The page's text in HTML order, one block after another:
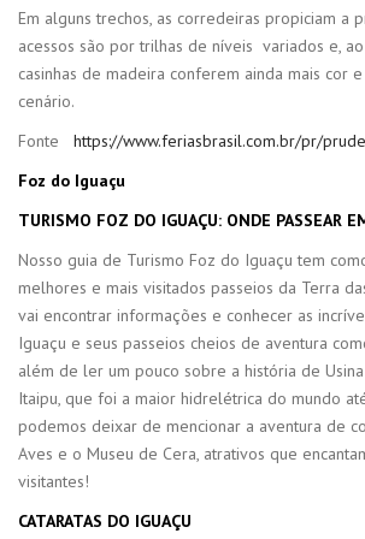
Em alguns trechos, as corredeiras propiciam a
acessos são por trilhas de níveis variados e,
casinhas de madeira conferem ainda mais cor
cenário.
Fonte https://www.feriasbrasil.com.br/pr/
Foz do Iguaçu
TURISMO FOZ DO IGUAÇU: ONDE PASSEAR
Nosso guia de Turismo Foz do Iguaçu tem
melhores e mais visitados passeios da Terra
vai encontrar informações e conhecer as
Iguaçu e seus passeios cheios de aventura
além de ler um pouco sobre a história de
Itaipu, que foi a maior hidrelétrica do mundo
podemos deixar de mencionar a aventura de
Aves e o Museu de Cera, atrativos que
visitantes!
CATARATAS DO IGUAÇU